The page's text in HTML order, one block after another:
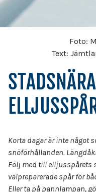
Foto:
Text:
Korta dagar är inte något
snöförhållanden.
Följ med till elljusspårets
välpreparerade spår för
Eller ta på pannlampan,